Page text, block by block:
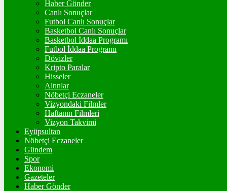
%0,79
%0,84
BİTCOİN
฿%-0.5
ETHEREUM
%0
TETHER
47.65
$%0
Haber Gönder
Canlı Sonuçlar
Futbol Canlı Sonuçlar
Basketbol Canlı Sonuçlar
Basketbol İddaa Programı
Futbol İddaa Programı
Dövizler
Kripto Paralar
Hisseler
Altınlar
Nöbetçi Eczaneler
Vizyondaki Filmler
Haftanın Filmleri
Vizyon Takvimi
Eyüpsultan
Nöbetçi Eczaneler
Gündem
Spor
Ekonomi
Gazeteler
Haber Gönder
20:37 / CHP EYÜPSULTAN İLÇE ÖRGÜTÜ ÜYELERİ